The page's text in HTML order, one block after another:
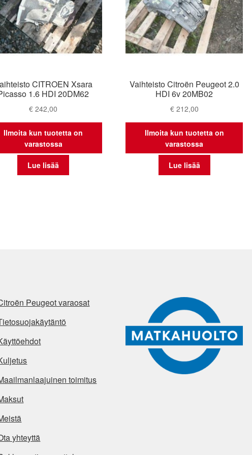
CITROEN Xsara
1.6 HDI 20DM62
€ 242,00
Ilmoita kun tuotetta on
varastossa
Lue lisää
Vaihteisto Citroën Peugeot 2.0
HDI 6v 20MB02
€212,00
Ilmoita kun tuotetta on
varastossa
Lue lisää
Peugeot varaosat
toimitus
yhteyttä